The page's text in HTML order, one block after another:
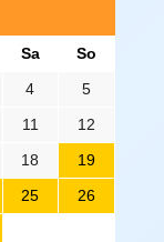
Sa
So
4
5
11
12
18
19
25
26